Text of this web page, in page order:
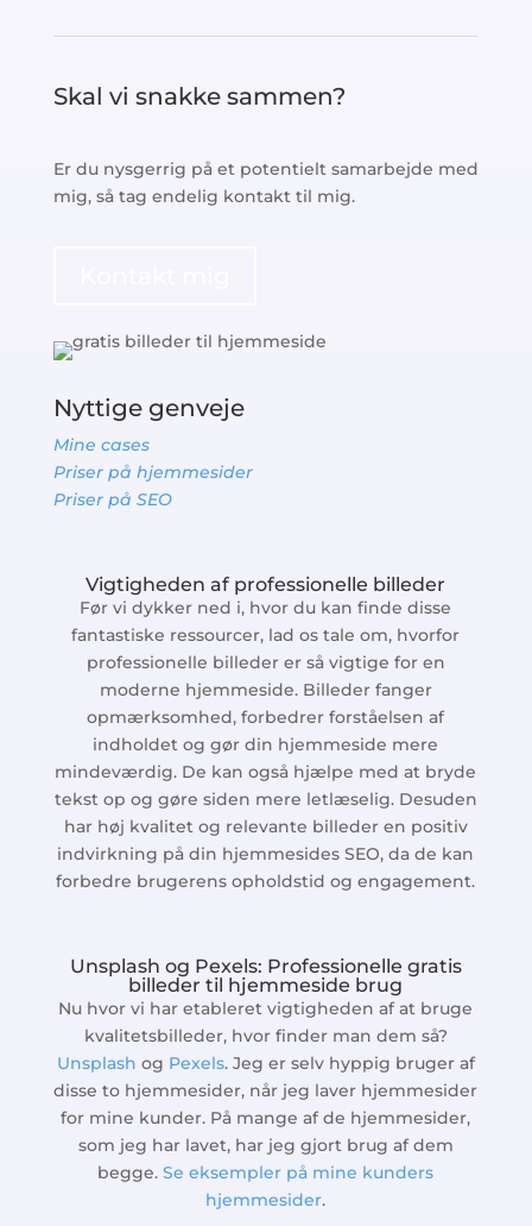
Skal vi snakke sammen?
Er du nysgerrig på et potentielt samarbejde med
mig, så tag endelig kontakt til mig.
Nyttige genveje
Mine cases
Priser på hjemmesider
Priser på SEO
Vigtigheden af professionelle billeder
Før vi dykker ned i, hvor du kan finde disse
fantastiske ressourcer, lad os tale om, hvorfor
professionelle billeder er så vigtige for en
moderne hjemmeside. Billeder fanger
opmærksomhed, forbedrer forståelsen af
indholdet og gør din hjemmeside mere
mindeværdig. De kan også hjælpe med at bryde
tekst op og gøre siden mere letlæselig. Desuden
har høj kvalitet og relevante billeder en positiv
indvirkning på din hjemmesides SEO, da de kan
forbedre brugerens opholdstid og engagement.
Unsplash og Pexels: Professionelle gratis
billeder til hjemmeside brug
Nu hvor vi har etableret vigtigheden af at bruge
kvalitetsbilleder, hvor finder man dem så?
Unsplash og Pexels. Jeg er selv hyppig bruger af
disse to hjemmesider, når jeg laver hjemmesider
for mine kunder. På mange af de hjemmesider,
som jeg har lavet, har jeg gjort brug af dem
begge.Se eksempler på mine kunders
hjemmesider.